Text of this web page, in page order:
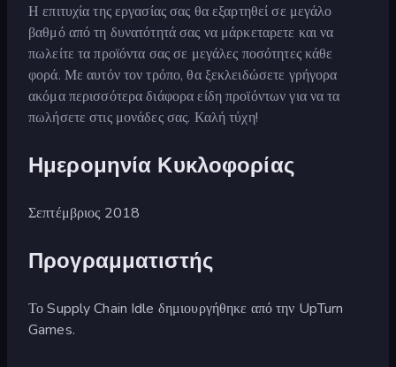
Η επιτυχία της εργασίας σας θα εξαρτηθεί σε μεγάλο
βαθμό από τη δυνατότητά σας να μάρκεταρετε και να
πωλείτε τα προϊόντα σας σε μεγάλες ποσότητες κάθε
φορά. Με αυτόν τον τρόπο, θα ξεκλειδώσετε γρήγορα
ακόμα περισσότερα διάφορα είδη προϊόντων για να τα
πωλήσετε στις μονάδες σας. Καλή τύχη!
Ημερομηνία Κυκλοφορίας
Σεπτέμβριος 2018
Προγραμματιστής
Το Supply Chain Idle δημιουργήθηκε από την UpTurn
Games.